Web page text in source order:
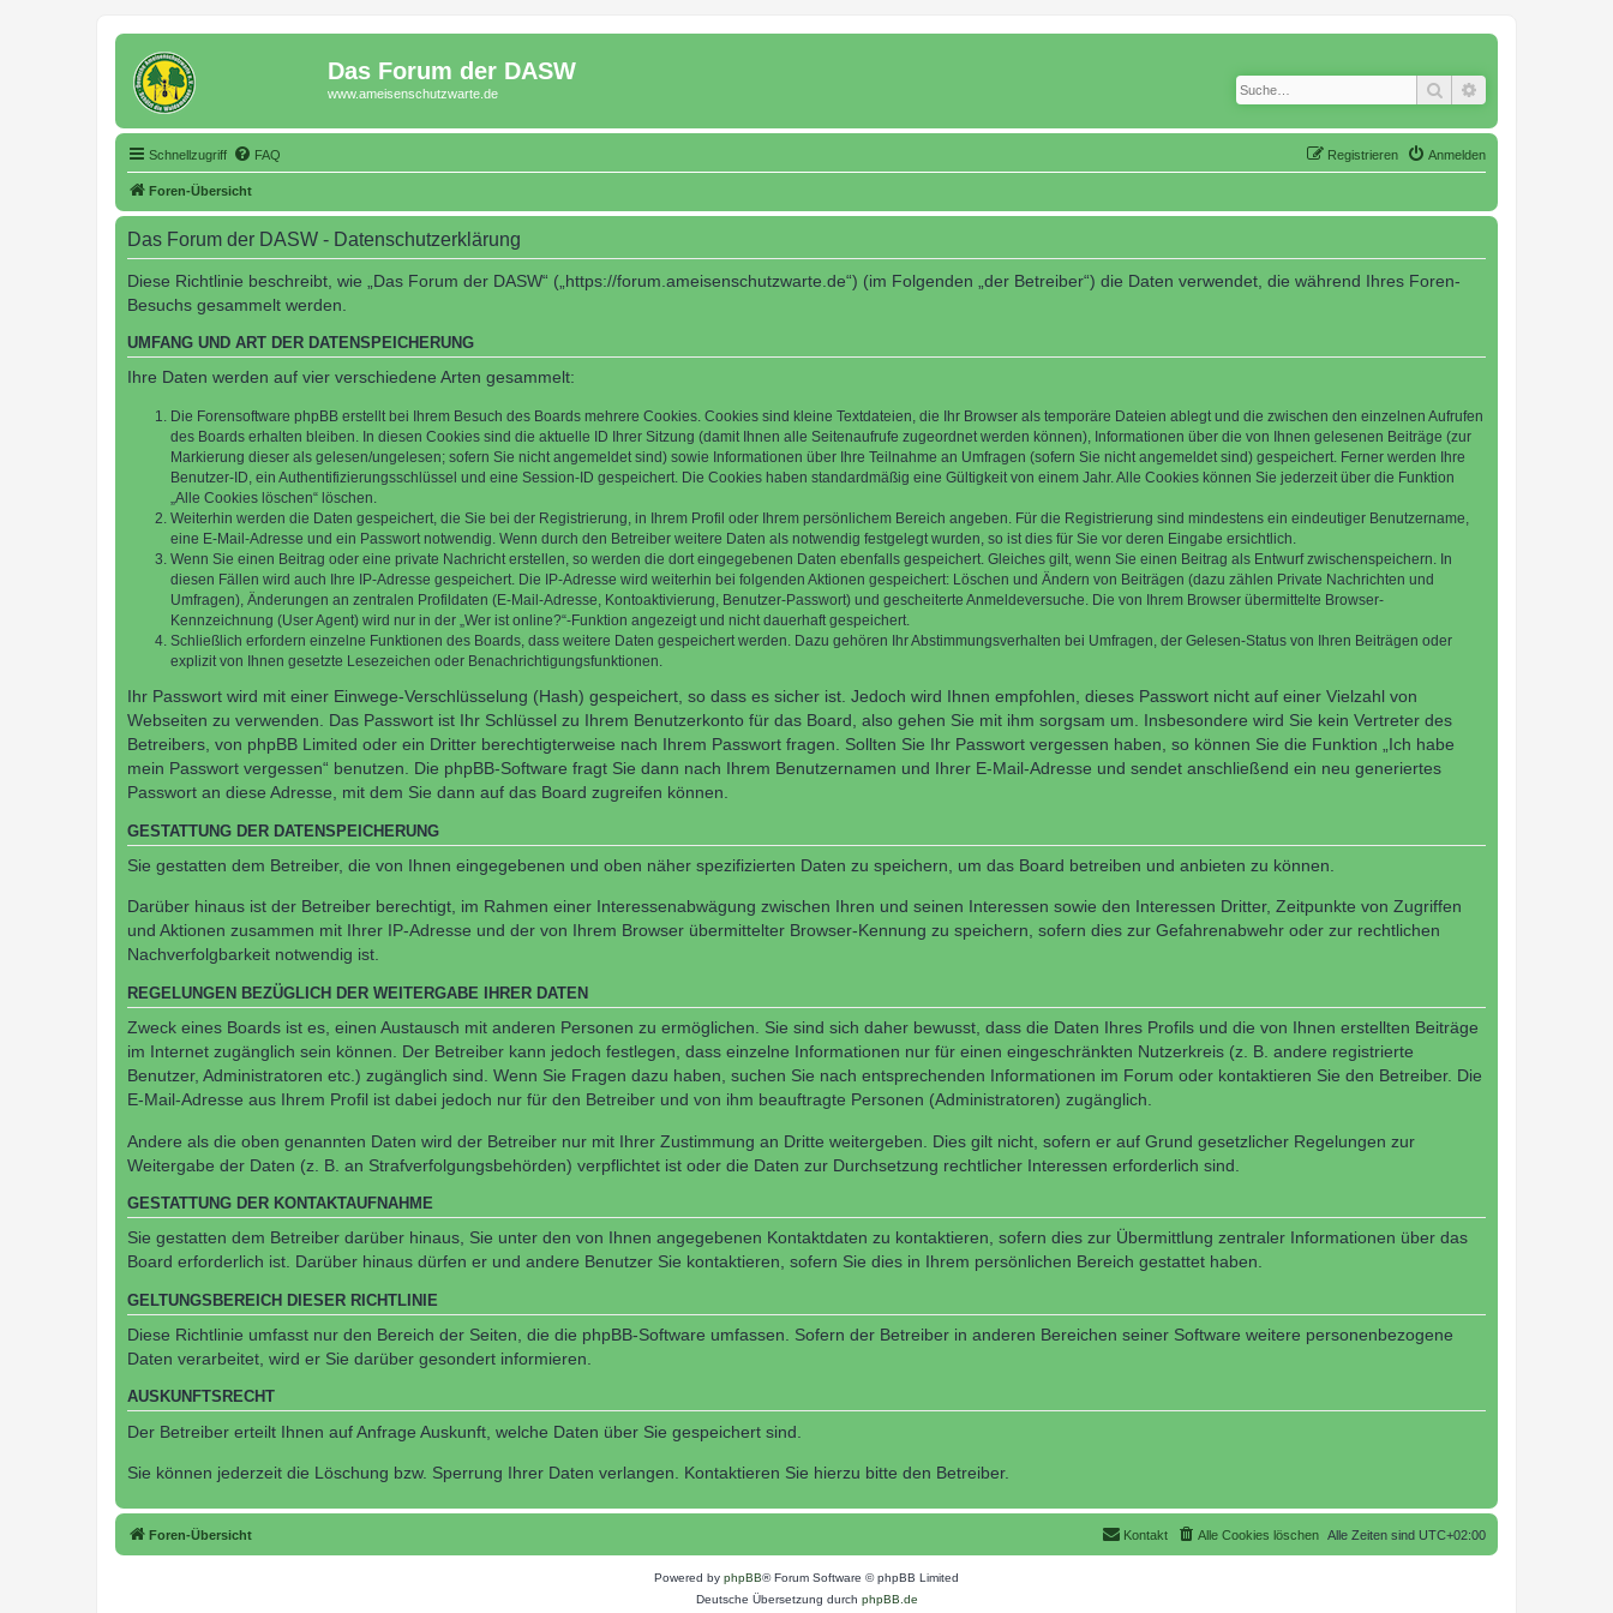
Das Forum der DASW
www.ameisenschutzwarte.de Suche
Schnellzugriff FAQ Anmelden
Registrieren
Foren-Übersicht
Das Forum der DASW - Datenschutzerklärung
Diese Richtlinie beschreibt, wie „Das Forum der DASW“ („https://forum.ameisenschutzwarte.de“) (im Folgenden „der Betreiber“) die Daten verwendet, die während Ihres Foren-
Besuchs gesammelt werden.
UMFANG UND ART DER DATENSPEICHERUNG
Ihre Daten werden auf vier verschiedene Arten gesammelt:
Die Forensoftware phpBB erstellt bei Ihrem Besuch des Boards mehrere Cookies. Cookies sind kleine Textdateien, die Ihr Browser als temporäre Dateien ablegt und die zwischen den einzelnen Aufrufen
des Boards erhalten bleiben. In diesen Cookies sind die aktuelle ID Ihrer Sitzung (damit Ihnen alle Seitenaufrufe zugeordnet werden können), Informationen über die von Ihnen gelesenen Beiträge (zur
Markierung dieser als gelesen/ungelesen; sofern Sie nicht angemeldet sind) sowie Informationen über Ihre Teilnahme an Umfragen (sofern Sie nicht angemeldet sind) gespeichert. Ferner werden Ihre
Benutzer-ID, ein Authentifizierungsschlüssel und eine Session-ID gespeichert. Die Cookies haben standardmäßig eine Gültigkeit von einem Jahr. Alle Cookies können Sie jederzeit über die Funktion
„Alle Cookies löschen“ löschen.
Weiterhin werden die Daten gespeichert, die Sie bei der Registrierung, in Ihrem Profil oder Ihrem persönlichem Bereich angeben. Für die Registrierung sind mindestens ein eindeutiger Benutzername,
eine E-Mail-Adresse und ein Passwort notwendig. Wenn durch den Betreiber weitere Daten als notwendig festgelegt wurden, so ist dies für Sie vor deren Eingabe ersichtlich.
Wenn Sie einen Beitrag oder eine private Nachricht erstellen, so werden die dort eingegebenen Daten ebenfalls gespeichert. Gleiches gilt, wenn Sie einen Beitrag als Entwurf zwischenspeichern. In
diesen Fällen wird auch Ihre IP-Adresse gespeichert. Die IP-Adresse wird weiterhin bei folgenden Aktionen gespeichert: Löschen und Ändern von Beiträgen (dazu zählen Private Nachrichten und
Umfragen), Änderungen an zentralen Profildaten (E-Mail-Adresse, Kontoaktivierung, Benutzer-Passwort) und gescheiterte Anmeldeversuche. Die von Ihrem Browser übermittelte Browser-
Kennzeichnung (User Agent) wird nur in der „Wer ist online?“-Funktion angezeigt und nicht dauerhaft gespeichert.
Schließlich erfordern einzelne Funktionen des Boards, dass weitere Daten gespeichert werden. Dazu gehören Ihr Abstimmungsverhalten bei Umfragen, der Gelesen-Status von Ihren Beiträgen oder
explizit von Ihnen gesetzte Lesezeichen oder Benachrichtigungsfunktionen.
Ihr Passwort wird mit einer Einwege-Verschlüsselung (Hash) gespeichert, so dass es sicher ist. Jedoch wird Ihnen empfohlen, dieses Passwort nicht auf einer Vielzahl von
Webseiten zu verwenden. Das Passwort ist Ihr Schlüssel zu Ihrem Benutzerkonto für das Board, also gehen Sie mit ihm sorgsam um. Insbesondere wird Sie kein Vertreter des
Betreibers, von phpBB Limited oder ein Dritter berechtigterweise nach Ihrem Passwort fragen. Sollten Sie Ihr Passwort vergessen haben, so können Sie die Funktion „Ich habe
mein Passwort vergessen“ benutzen. Die phpBB-Software fragt Sie dann nach Ihrem Benutzernamen und Ihrer E-Mail-Adresse und sendet anschließend ein neu generiertes
Passwort an diese Adresse, mit dem Sie dann auf das Board zugreifen können.
GESTATTUNG DER DATENSPEICHERUNG
Sie gestatten dem Betreiber, die von Ihnen eingegebenen und oben näher spezifizierten Daten zu speichern, um das Board betreiben und anbieten zu können.
Darüber hinaus ist der Betreiber berechtigt, im Rahmen einer Interessenabwägung zwischen Ihren und seinen Interessen sowie den Interessen Dritter, Zeitpunkte von Zugriffen
und Aktionen zusammen mit Ihrer IP-Adresse und der von Ihrem Browser übermittelter Browser-Kennung zu speichern, sofern dies zur Gefahrenabwehr oder zur rechtlichen
Nachverfolgbarkeit notwendig ist.
REGELUNGEN BEZÜGLICH DER WEITERGABE IHRER DATEN
Zweck eines Boards ist es, einen Austausch mit anderen Personen zu ermöglichen. Sie sind sich daher bewusst, dass die Daten Ihres Profils und die von Ihnen erstellten Beiträge
im Internet zugänglich sein können. Der Betreiber kann jedoch festlegen, dass einzelne Informationen nur für einen eingeschränkten Nutzerkreis (z. B. andere registrierte
Benutzer, Administratoren etc.) zugänglich sind. Wenn Sie Fragen dazu haben, suchen Sie nach entsprechenden Informationen im Forum oder kontaktieren Sie den Betreiber. Die
E-Mail-Adresse aus Ihrem Profil ist dabei jedoch nur für den Betreiber und von ihm beauftragte Personen (Administratoren) zugänglich.
Andere als die oben genannten Daten wird der Betreiber nur mit Ihrer Zustimmung an Dritte weitergeben. Dies gilt nicht, sofern er auf Grund gesetzlicher Regelungen zur
Weitergabe der Daten (z. B. an Strafverfolgungsbehörden) verpflichtet ist oder die Daten zur Durchsetzung rechtlicher Interessen erforderlich sind.
GESTATTUNG DER KONTAKTAUFNAHME
Sie gestatten dem Betreiber darüber hinaus, Sie unter den von Ihnen angegebenen Kontaktdaten zu kontaktieren, sofern dies zur Übermittlung zentraler Informationen über das
Board erforderlich ist. Darüber hinaus dürfen er und andere Benutzer Sie kontaktieren, sofern Sie dies in Ihrem persönlichen Bereich gestattet haben.
GELTUNGSBEREICH DIESER RICHTLINIE
Diese Richtlinie umfasst nur den Bereich der Seiten, die die phpBB-Software umfassen. Sofern der Betreiber in anderen Bereichen seiner Software weitere personenbezogene
Daten verarbeitet, wird er Sie darüber gesondert informieren.
AUSKUNFTSRECHT
Der Betreiber erteilt Ihnen auf Anfrage Auskunft, welche Daten über Sie gespeichert sind.
Sie können jederzeit die Löschung bzw. Sperrung Ihrer Daten verlangen. Kontaktieren Sie hierzu bitte den Betreiber.
Foren-Übersicht Alle Zeiten sind UTC+02:00
Alle Cookies löschen
Kontakt
Powered by phpBB® Forum Software © phpBB Limited
Deutsche Übersetzung durch phpBB.de